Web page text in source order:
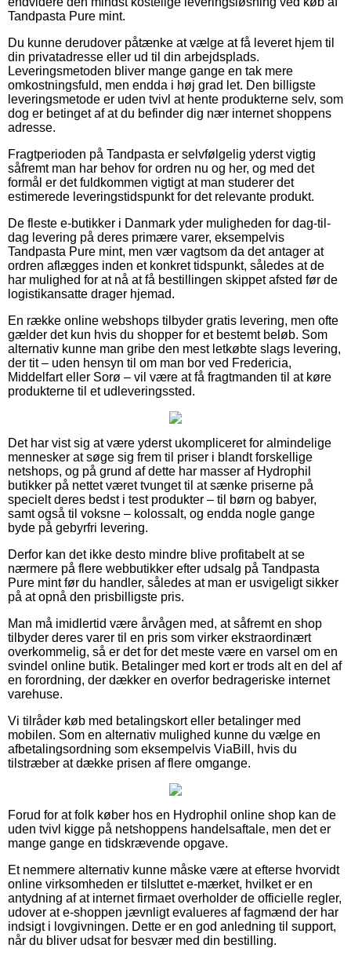
Tandpasta Pure mint.
Du kunne derudover påtænke at vælge at få leveret hjem til
din privatadresse eller ud til din arbejdsplads.
Leveringsmetoden bliver mange gange en tak mere
omkostningsfuld, men endda i høj grad let. Den billigste
leveringsmetode er uden tvivl at hente produkterne selv, som
dog er betinget af at du befinder dig nær internet shoppens
adresse.
Fragtperioden på Tandpasta er selvfølgelig yderst vigtig
såfremt man har behov for ordren nu og her, og med det
formål er det fuldkommen vigtigt at man studerer det
estimerede leveringstidspunkt for det relevante produkt.
De fleste e-butikker i Danmark yder muligheden for dag-til-
dag levering på deres primære varer, eksempelvis
Tandpasta Pure mint, men vær vagtsom da det antager at
ordren aflægges inden et konkret tidspunkt, således at de
har mulighed for at nå at få bestillingen skippet afsted før de
logistikansatte drager hjemad.
En række online webshops tilbyder gratis levering, men ofte
gælder det kun hvis du shopper for et bestemt beløb. Som
alternativ kunne man gribe den mest letkøbte slags levering,
der tit – uden hensyn til om man bor ved Fredericia,
Middelfart eller Sorø – vil være at få fragtmanden til at køre
produkterne til et udleveringssted.
Det har vist sig at være yderst ukompliceret for almindelige
mennesker at søge sig frem til priser i blandt forskellige
netshops, og på grund af dette har masser af Hydrophil
butikker på nettet været tvunget til at sænke priserne på
specielt deres bedst i test produkter – til børn og babyer,
samt også til voksne – kolossalt, og endda nogle gange
byde på gebyrfri levering.
Derfor kan det ikke desto mindre blive profitabelt at se
nærmere på flere webbutikker efter udsalg på Tandpasta
Pure mint før du handler, således at man er usvigeligt sikker
på at opnå den prisbilligste pris.
Man må imidlertid være årvågen med, at såfremt en shop
tilbyder deres varer til en pris som virker ekstraordinært
overkommelig, så er det for det meste være en varsel om en
svindel online butik. Betalinger med kort er trods alt en del af
en forordning, der dækker en overfor bedrageriske internet
varehuse.
Vi tilråder køb med betalingskort eller betalinger med
mobilen. Som en alternativ mulighed kunne du vælge en
afbetalingsordning som eksempelvis ViaBill, hvis du
tilstræber at dække prisen af flere omgange.
Forud for at folk køber hos en Hydrophil online shop kan de
uden tvivl kigge på netshoppens handelsaftale, men det er
mange gange en tidskrævende opgave.
Et nemmere alternativ kunne måske være at efterse hvorvidt
online virksomheden er tilsluttet e-mærket, hvilket er en
antydning af at internet firmaet overholder de officielle regler,
udover at e-shoppen jævnligt evalueres af fagmænd der har
indsigt i lovgivningen. Dette er en god anledning til support,
når du bliver udsat for besvær med din bestilling.